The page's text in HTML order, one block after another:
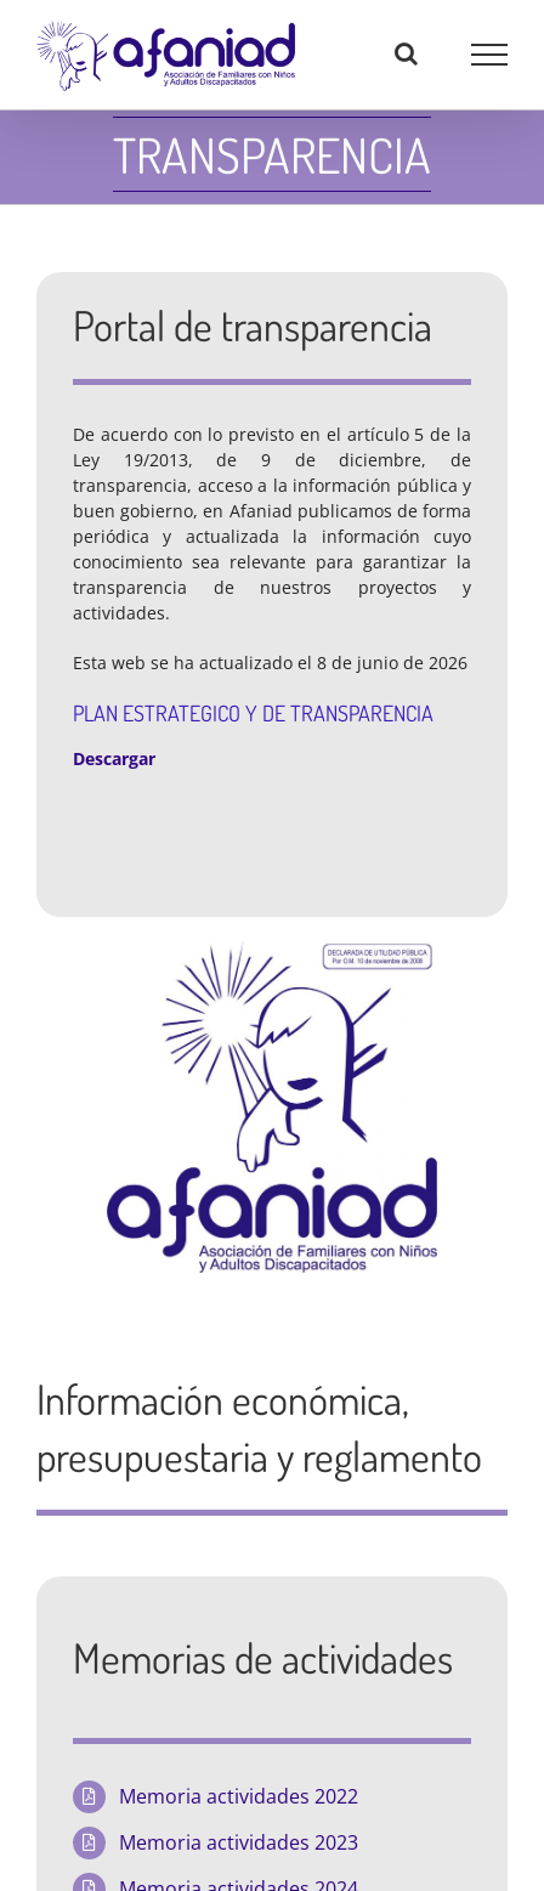
content
TRANSPARENCIA
Portal de transparencia
De acuerdo con lo previsto en el artículo 5 de la
Ley 19/2013, de 9 de diciembre, de
transparencia, acceso a la información pública y
buen gobierno, en Afaniad publicamos de forma
periódica y actualizada la información cuyo
conocimiento sea relevante para garantizar la
transparencia de nuestros proyectos y
actividades.
Esta web se ha actualizado el 8 de junio de 2026
PLAN ESTRATEGICO Y DE TRANSPARENCIA
Descargar
Información económica,
presupuestaria y reglamento
Memorias de actividades
Memoria actividades 2022
Memoria actividades 2023